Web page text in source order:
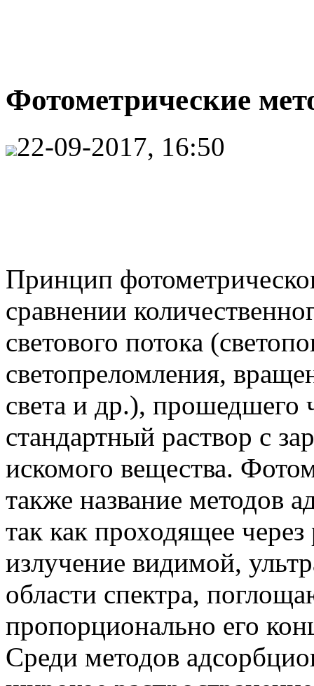
Фотометрические
22-09-2017, 16:50
Принцип
сравнении
светового потока
светопреломления,
света и др.), прошедшего
стандартный раствор с
искомого вещества.
также название методов
так как проходящее
излучение видимой,
области спектра,
пропорционально его
Среди методов